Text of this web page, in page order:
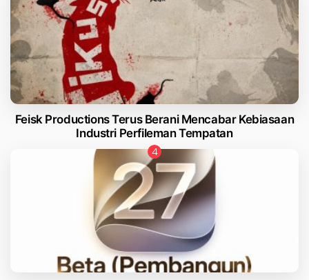
Feisk Productions Terus Berani Mencabar Kebiasaan
Industri Perfileman Tempatan